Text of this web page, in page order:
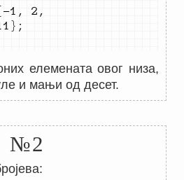
-1 , 2 ,
} ;
елемената овог низа,
и мањи од десет.
№2